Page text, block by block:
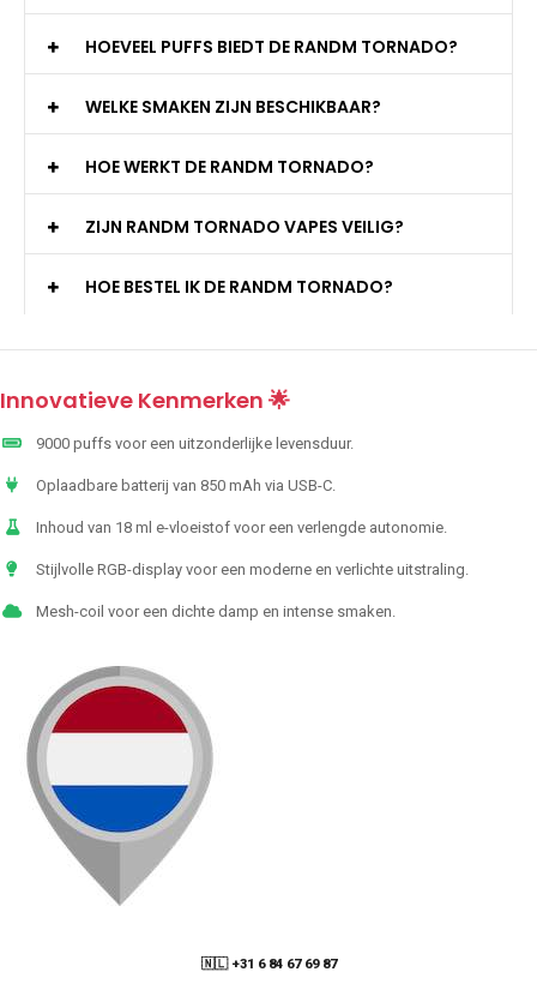
HOEVEEL PUFFS BIEDT DE RANDM TORNADO?
WELKE SMAKEN ZIJN BESCHIKBAAR?
HOE WERKT DE RANDM TORNADO?
ZIJN RANDM TORNADO VAPES VEILIG?
HOE BESTEL IK DE RANDM TORNADO?
Innovatieve Kenmerken 🌟
9000 puffs voor een uitzonderlijke levensduur.
Oplaadbare batterij van 850 mAh via USB-C.
Inhoud van 18 ml e-vloeistof voor een verlengde autonomie.
Stijlvolle RGB-display voor een moderne en verlichte uitstraling.
Mesh-coil voor een dichte damp en intense smaken.
🇳🇱 +31 6 84 67 69 87